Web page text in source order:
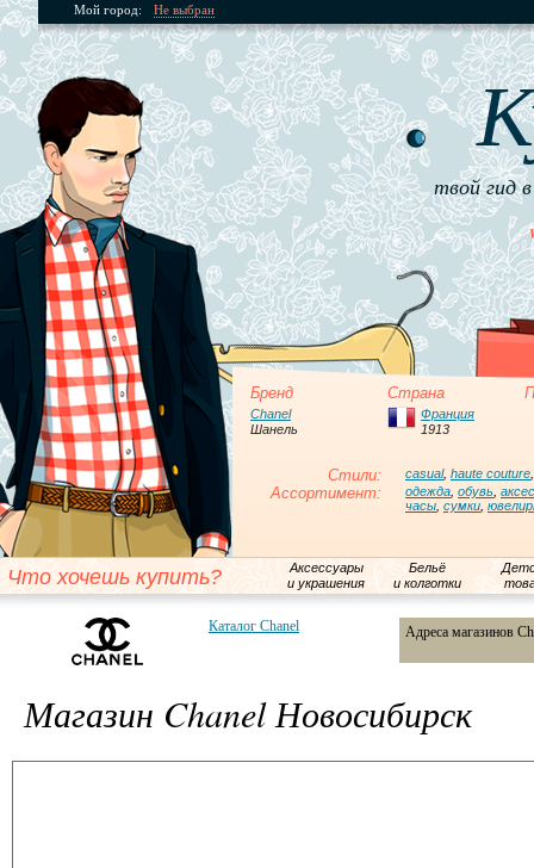
Мой город: Не выбран
твой гид
Бренд Страна
Chanel
Шанель
Франция
1913
Стили: casual, haute couture
Ассортимент: одежда обувь
часы сумки
Что хочешь купить?
Аксессуары
и украшения
Бельё
и колготки
Каталог Chanel Адреса магазинов
Магазин Chanel Новосибирск